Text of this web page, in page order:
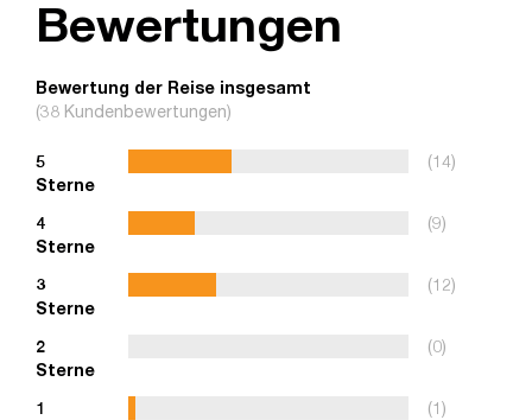
Bewertungen
Bewertung der Reise insgesamt
(38 Kundenbewertungen)
5
Sterne
(14)
4
Sterne
(9)
3
Sterne
(12)
2
Sterne
(0)
1
(1)